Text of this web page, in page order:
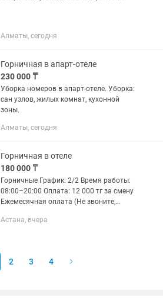
Алматы, сегодня
Горничная в апарт-отеле
230 000 ₸
Уборка номеров в апарт-отеле. Уборка:
сан узлов, жилых комнат, кухонной
зоны.
Алматы, сегодня
Горничная в отеле
180 000 ₸
Горничные График: 2/2 Время работы:
08:00–20:00 Оплата: 12 000 тг за смену
Ежемесячная оплата (Не звоните,
Астана, вчера
2 3 4